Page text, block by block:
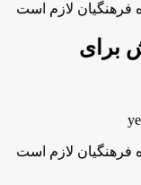
فرهنگیان لازم است
برای
فرهنگیان لازم است